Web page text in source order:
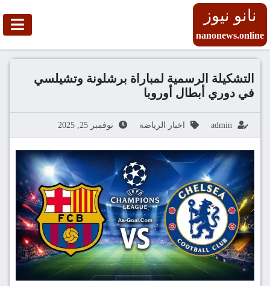
نانو نيوز
nanonews.online
التشكيلة الرسمية لمباراة برشلونة وتشيلسي
في دوري أبطال أوروبا
admin اخبار الرياضة نوفمبر 25, 2025